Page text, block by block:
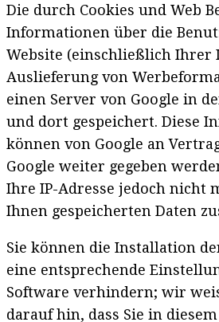
Die durch Cookies und Web
Informationen über die
Website (einschließlich Ihrer
Auslieferung von
einen Server von Google in
und dort gespeichert. Diese
können von Google an
Google weiter gegeben
Ihre IP-Adresse jedoch nicht
Ihnen gespeicherten Daten
Sie können die Installation
eine entsprechende
Software verhindern; wir
darauf hin, dass Sie in